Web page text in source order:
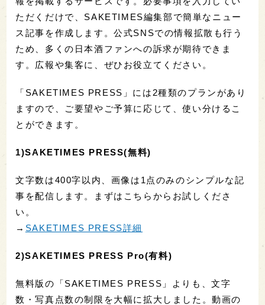
ただくだけで、SAKETIMES編集部で簡単なニュー
ス記事を作成します。公式SNSでの情報拡散も行う
ため、多くの日本酒ファンへの訴求が期待できま
す。広報や集客に、ぜひお役立てください。
「SAKETIMES PRESS」には2種類のプランがあり
ますので、ご要望やご予算に応じて、使い分けるこ
とができます。
1)SAKETIMES PRESS(無料)
文字数は400字以内、画像は1点のみのシンプルな記
事を配信します。まずはこちらからお試しくださ
い。
→ SAKETIMES PRESS詳細
2)SAKETIMES PRESS Pro(有料)
無料版の「SAKETIMES PRESS」よりも、文字
数・写真点数の制限を大幅に拡大しました。動画の